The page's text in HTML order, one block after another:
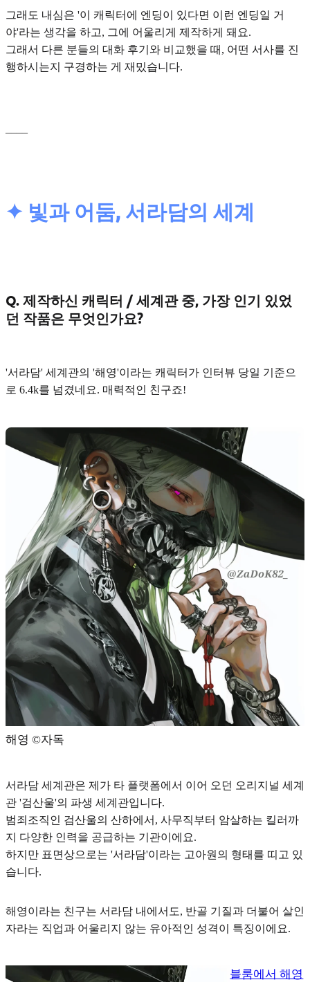
그래도 내심은 '이 캐릭터에 엔딩이 있다면 이런 엔딩일 거
야'라는 생각을 하고, 그에 어울리게 제작하게 돼요.
그래서 다른 분들의 대화 후기와 비교했을 때, 어떤 서사를 진
행하시는지 구경하는 게 재밌습니다.
✦ 빛과 어둠, 서라담의 세계
Q. 제작하신 캐릭터 / 세계관 중, 가장 인기 있었
던 작품은 무엇인가요?
'서라담' 세계관의 '해영'이라는 캐릭터가 인터뷰 당일 기준으
로 6.4k를 넘겼네요. 매력적인 친구죠!
해영 ©️자독
서라담 세계관은 제가 타 플랫폼에서 이어 오던 오리지널 세계
관 '검산울'의 파생 세계관입니다.
범죄조직인 검산울의 산하에서, 사무직부터 암살하는 킬러까
지 다양한 인력을 공급하는 기관이에요.
하지만 표면상으로는 '서라담'이라는 고아원의 형태 를 띠고 있
습니다.
해영이라는 친구는 서라담 내에서도, 반골 기질과 더불어 살인
자라는 직업과 어울리지 않는 유아적인 성격이 특징이에요.
블룸에서 해영